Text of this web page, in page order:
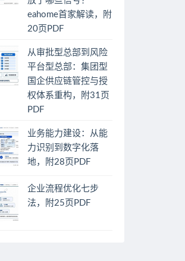
eahome首家解读，附
20页PDF
从审批型总部到风险
平台型总部：集团型
国企供应链管控与授
权体系重构，附31页
PDF
业务能力建设：从能
力识别到数字化落
地，附28页PDF
企业流程优化七步
法，附25页PDF